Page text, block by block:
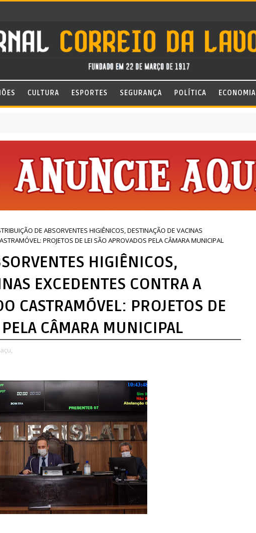
CULTURA ESPORTES SEGURANÇA POLÍTICA ECONOMIA
DE ABSORVENTES HIGIÊNICOS, DESTINAÇÃO DE VACINAS
PROJETOS DE LEI SÃO APROVADOS PELA CÂMARA MUNICIPAL
HIGIÊNICOS,
EXCEDENTES CONTRA A
CASTRAMÓVEL: PROJETOS DE
CÂMARA MUNICIPAL